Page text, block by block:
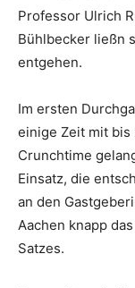
Professor Ulrich
Bühlbecker ließn
entgehen.
Im ersten
einige Zeit mit bis
Crunchtime
Einsatz, die
an den
Aachen knapp
Satzes.